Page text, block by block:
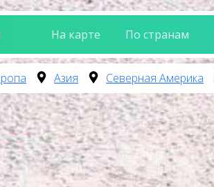
На карте По странам
Азия Северная Америка